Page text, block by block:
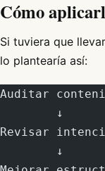
Cómo
Si tuviera que
lo plantearía así:
Auditar
        ↓
Revisar
        ↓